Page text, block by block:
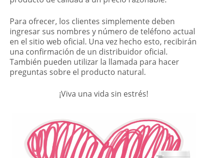
Para ofrecer, los clientes simplemente deben
ingresar sus nombres y número de teléfono actual
en el sitio web oficial. Una vez hecho esto, recibirán
una confirmación de un distribuidor oficial.
También pueden utilizar la llamada para hacer
preguntas sobre el producto natural.
¡Viva una vida sin estrés!